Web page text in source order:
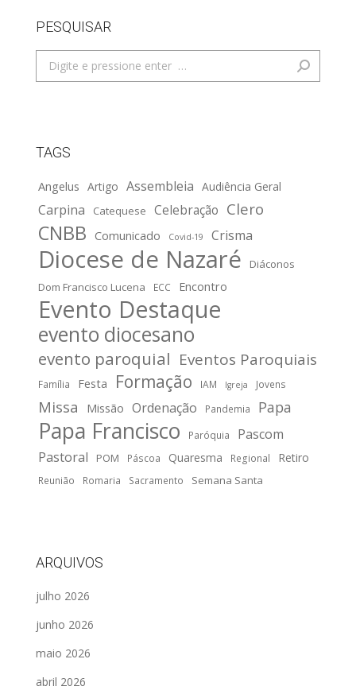
PESQUISAR
Search:
TAGS
Angelus Artigo Assembleia Audiência Geral
Carpina Catequese Celebração Clero
CNBB Comunicado Covid-19 Crisma
Diocese de Nazaré
Diáconos
Dom Francisco Lucena
ECC Encontro
Evento Destaque
evento diocesano
evento paroquial Eventos Paroquiais
Família Festa Formação IAM Igreja Jovens
Missa Missão Ordenação Pandemia Papa
Papa Francisco Paróquia
Pascom
Pastoral
POM Páscoa Quaresma Regional Retiro
Reunião Romaria Sacramento Semana Santa
ARQUIVOS
julho 2026
junho 2026
maio 2026
abril 2026